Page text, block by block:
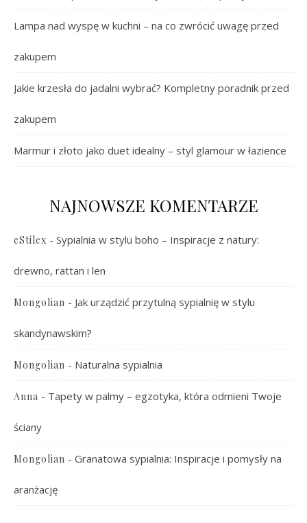
Lampa nad wyspę w kuchni – na co zwrócić uwagę przed
zakupem
Jakie krzesła do jadalni wybrać? Kompletny poradnik przed
zakupem
Marmur i złoto jako duet idealny – styl glamour w łazience
NAJNOWSZE KOMENTARZE
eStilex - Sypialnia w stylu boho – Inspiracje z natury:
drewno, rattan i len
Mongolian - Jak urządzić przytulną sypialnię w stylu
skandynawskim?
Mongolian - Naturalna sypialnia
Anna - Tapety w palmy – egzotyka, która odmieni Twoje
ściany
Mongolian - Granatowa sypialnia: Inspiracje i pomysły na
aranżację